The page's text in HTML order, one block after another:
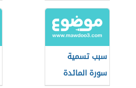
سبب تسمية
سورة المائدة